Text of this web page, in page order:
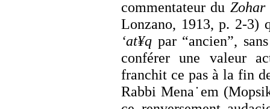
commentateur du Zohar
Lonzano, 1913, p. 2-3)
‘at¥q par “ancien”,
conférer une valeur
franchit ce pas à la fin
Rabbi Mena˙em